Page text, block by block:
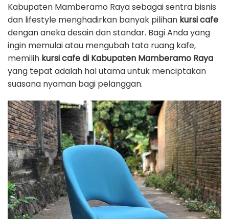
Kabupaten Mamberamo Raya sebagai sentra bisnis
dan lifestyle menghadirkan banyak pilihan kursi cafe
dengan aneka desain dan standar. Bagi Anda yang
ingin memulai atau mengubah tata ruang kafe,
memilih kursi cafe di Kabupaten Mamberamo Raya
yang tepat adalah hal utama untuk menciptakan
suasana nyaman bagi pelanggan.